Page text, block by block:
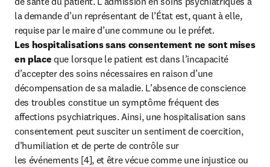
la demande d’un représentant de l’État est, quant à elle,
Les hospitalisations sans consentement ne sont mises
en place que lorsque le patient est dans l’incapacité
d’accepter des soins nécessaires en raison d’une
décompensation de sa maladie. L’absence de conscience
des troubles constitue un symptôme fréquent des
affections psychiatriques. Ainsi, une hospitalisation sans
consentement peut susciter un sentiment de coercition,
d’humiliation et de perte de contrôle sur
les événements [4], et être vécue comme une injustice ou